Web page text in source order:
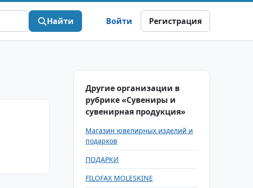
Найти Войти Регистрация
Другие организации в
рубрике «Сувениры и
сувенирная продукция»
Магазин ювелирных изделий и
подарков
ПОДАРКИ
FILOFAX MOLESKINE